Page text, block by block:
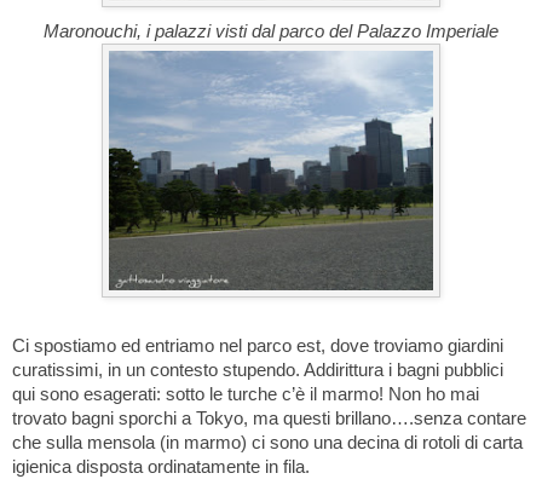
Maronouchi, i palazzi visti dal parco del Palazzo Imperiale
Ci spostiamo ed entriamo nel parco est, dove troviamo giardini
curatissimi, in un contesto stupendo. Addirittura i bagni pubblici
qui sono esagerati: sotto le turche c’è il marmo! Non ho mai
trovato bagni sporchi a Tokyo, ma questi brillano….senza contare
che sulla mensola (in marmo) ci sono una decina di rotoli di carta
igienica disposta ordinatamente in fila.